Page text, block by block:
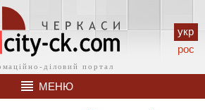
укр
рос
МЕНЮ